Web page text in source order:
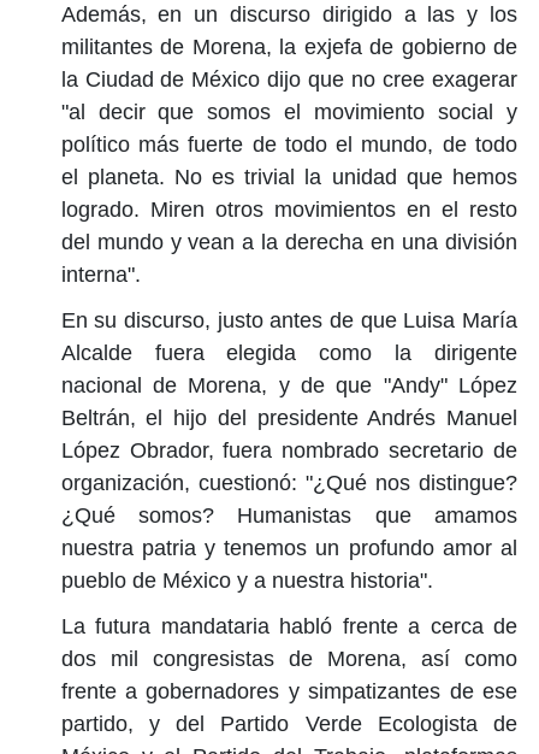
Además, en un discurso dirigido a las y los
militantes de Morena, la exjefa de gobierno de
la Ciudad de México dijo que no cree exagerar
"al decir que somos el movimiento social y
político más fuerte de todo el mundo, de todo
el planeta. No es trivial la unidad que hemos
logrado. Miren otros movimientos en el resto
del mundo y vean a la derecha en una división
interna".
En su discurso, justo antes de que Luisa María
Alcalde fuera elegida como la dirigente
nacional de Morena, y de que "Andy" López
Beltrán, el hijo del presidente Andrés Manuel
López Obrador, fuera nombrado secretario de
organización, cuestionó: "¿Qué nos distingue?
¿Qué somos? Humanistas que amamos
nuestra patria y tenemos un profundo amor al
pueblo de México y a nuestra historia".
La futura mandataria habló frente a cerca de
dos mil congresistas de Morena, así como
frente a gobernadores y simpatizantes de ese
partido, y del Partido Verde Ecologista de